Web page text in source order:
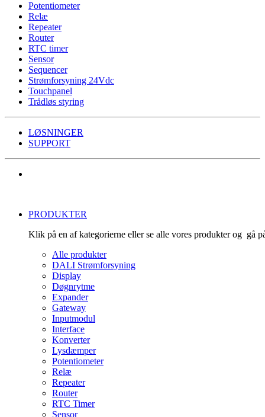
Potentiometer
Relæ
Repeater
Router
RTC timer
Sensor
Sequencer
Strømforsyning 24Vdc
Touchpanel
Trådløs styring
LØSNINGER
SUPPORT
PRODUKTER
Klik på en af kategorierne eller se alle vores produkter og gå
Alle produkter
DALI Strømforsyning
Display
Døgnrytme
Expander
Gateway
Inputmodul
Interface
Konverter
Lysdæmper
Potentiometer
Relæ
Repeater
Router
RTC Timer
Sensor